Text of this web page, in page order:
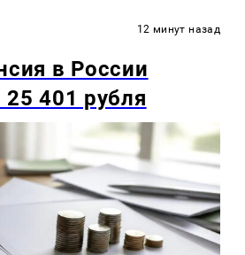
12 минут назад
в России
401 рубля